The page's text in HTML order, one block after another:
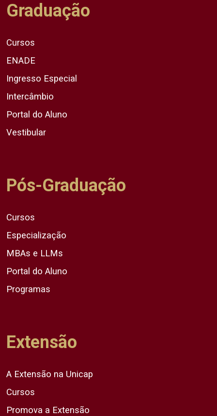
Graduação
Cursos
ENADE
Ingresso Especial
Intercâmbio
Portal do Aluno
Vestibular
Pós-Graduação
Cursos
Especialização
MBAs e LLMs
Portal do Aluno
Programas
Extensão
A Extensão na Unicap
Cursos
Promova a Extensão